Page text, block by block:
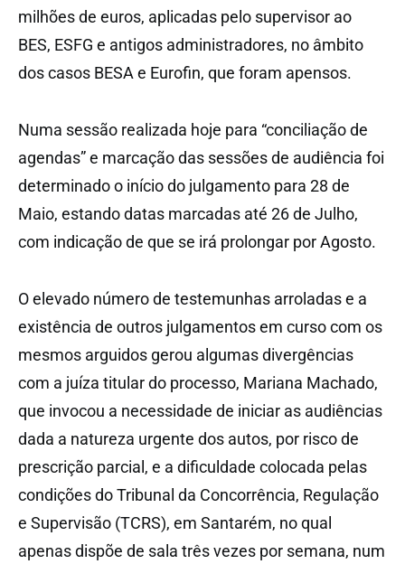
milhões de euros, aplicadas pelo supervisor ao
BES, ESFG e antigos administradores, no âmbito
dos casos BESA e Eurofin, que foram apensos.
Numa sessão realizada hoje para “conciliação de
agendas” e marcação das sessões de audiência foi
determinado o início do julgamento para 28 de
Maio, estando datas marcadas até 26 de Julho,
com indicação de que se irá prolongar por Agosto.
O elevado número de testemunhas arroladas e a
existência de outros julgamentos em curso com os
mesmos arguidos gerou algumas divergências
com a juíza titular do processo, Mariana Machado,
que invocou a necessidade de iniciar as audiências
dada a natureza urgente dos autos, por risco de
prescrição parcial, e a dificuldade colocada pelas
condições do Tribunal da Concorrência, Regulação
e Supervisão (TCRS), em Santarém, no qual
apenas dispõe de sala três vezes por semana, num